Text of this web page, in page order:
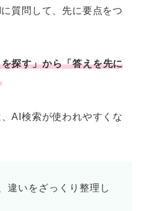
質問して、先に要点をつ
探す」から「答えを先に
AI検索が使われやすくな
違いをざっくり整理し